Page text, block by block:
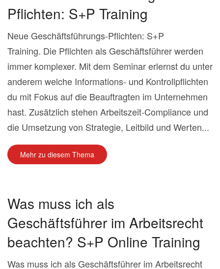
Pflichten: S+P Training
Neue Geschäftsführungs-Pflichten: S+P
Training. Die Pflichten als Geschäftsführer werden
immer komplexer. Mit dem Seminar erlernst du unter
anderem welche Informations- und Kontrollpflichten
du mit Fokus auf die Beauftragten im Unternehmen
hast. Zusätzlich stehen Arbeitszeit-Compliance und
die Umsetzung von Strategie, Leitbild und Werten...
Mehr zu diesem Thema
Was muss ich als
Geschäftsführer im Arbeitsrecht
beachten? S+P Online Training
Was muss ich als Geschäftsführer im Arbeitsrecht